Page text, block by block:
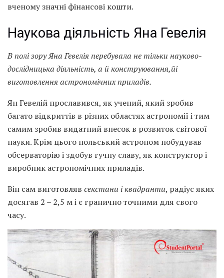
вченому значні фінансові кошти.
Наукова діяльність Яна Гевелія
В полі зору Яна Гевелія перебувала не тільки науково-
дослідницька діяльність, а й конструювання,йі
виготовлення астрономічних приладів.
Ян Гевелій прославився, як учений, який зробив
багато відкриттів в різних областях астрономії і тим
самим зробив видатний внесок в розвиток світової
науки. Крім цього польський астроном побудував
обсерваторію і здобув гучну славу, як конструктор і
виробник астрономічних приладів.
Він сам виготовляв секстани і квадранти, радіус яких
досягав 2 – 2,5 м і є гранично точними для свого
часу.